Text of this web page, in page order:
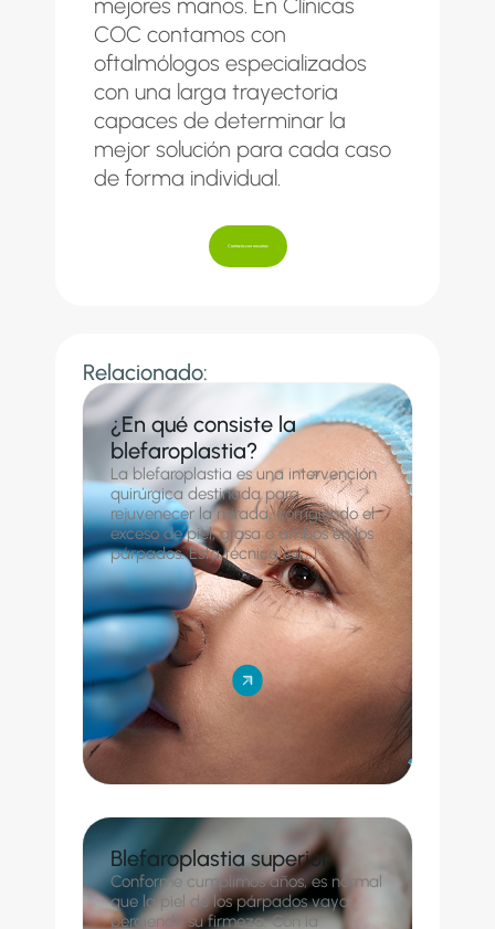
COC contamos con
oftalmólogos especializados
con una larga trayectoria
capaces de determinar la
mejor solución para cada caso
de forma individual.
Contacta con nosotros
Relacionado:
¿En qué consiste la
blefaroplastia?
La blefaroplastia es una intervención
quirúrgica destinada para
rejuvenecer la mirada, corrigiendo el
exceso de piel, grasa o ambos en los
párpados. Esta técnica es[...]
Blefaroplastia superior
Conforme cumplimos años, es normal
que la piel de los párpados vaya
perdiendo su firmeza. Con la